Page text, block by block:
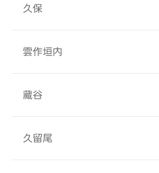
久保
雲作垣内
藏谷
久留尾